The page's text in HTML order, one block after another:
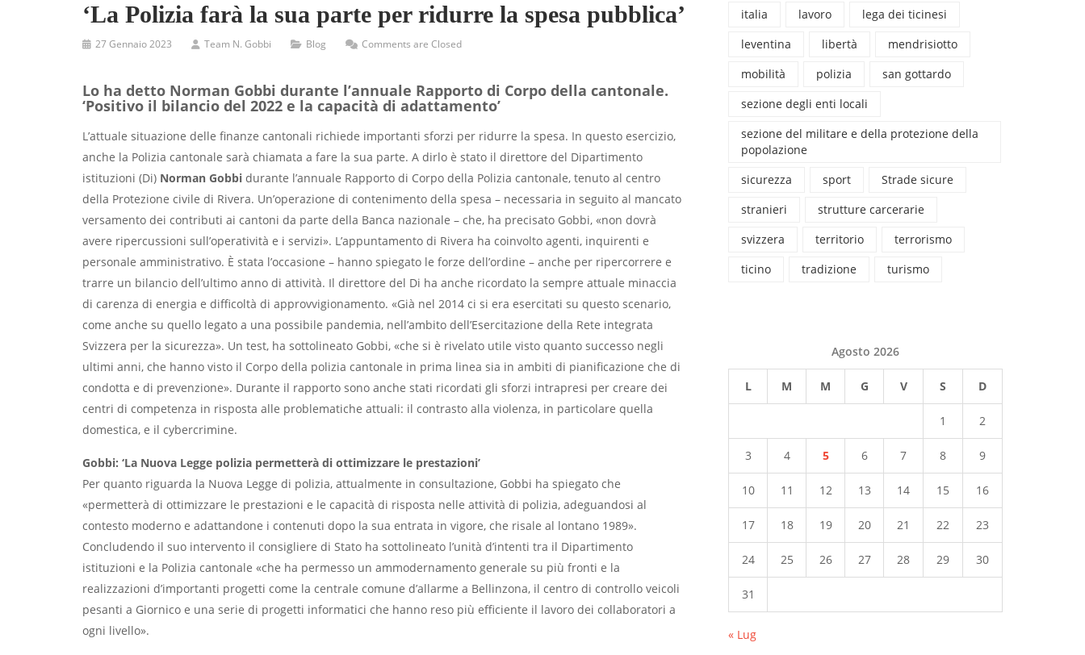
‘La Polizia farà la sua parte per ridurre la spesa pubblica’
27 Gennaio 2023 Team N. Gobbi Blog Comments are Closed
Lo ha detto Norman Gobbi durante l’annuale Rapporto di Corpo della cantonale.
‘Positivo il bilancio del 2022 e la capacità di adattamento’
L’attuale situazione delle finanze cantonali richiede importanti sforzi per ridurre la spesa. In questo esercizio,
anche la Polizia cantonale sarà chiamata a fare la sua parte. A dirlo è stato il direttore del Dipartimento
istituzioni (Di) Norman Gobbi durante l’annuale Rapporto di Corpo della Polizia cantonale, tenuto al centro
della Protezione civile di Rivera. Un’operazione di contenimento della spesa – necessaria in seguito al mancato
versamento dei contributi ai cantoni da parte della Banca nazionale – che, ha precisato Gobbi, «non dovrà
avere ripercussioni sull’operatività e i servizi». L’appuntamento di Rivera ha coinvolto agenti, inquirenti e
personale amministrativo. È stata l’occasione – hanno spiegato le forze dell’ordine – anche per ripercorrere e
trarre un bilancio dell’ultimo anno di attività. Il direttore del Di ha anche ricordato la sempre attuale minaccia
di carenza di energia e difficoltà di approvvigionamento. «Già nel 2014 ci si era esercitati su questo scenario,
come anche su quello legato a una possibile pandemia, nell’ambito dell’Esercitazione della Rete integrata
Svizzera per la sicurezza». Un test, ha sottolineato Gobbi, «che si è rivelato utile visto quanto successo negli
ultimi anni, che hanno visto il Corpo della polizia cantonale in prima linea sia in ambiti di pianificazione che di
condotta e di prevenzione». Durante il rapporto sono anche stati ricordati gli sforzi intrapresi per creare dei
centri di competenza in risposta alle problematiche attuali: il contrasto alla violenza, in particolare quella
domestica, e il cybercrimine.
Gobbi: ‘La Nuova Legge polizia permetterà di ottimizzare le prestazioni’
Per quanto riguarda la Nuova Legge di polizia, attualmente in consultazione, Gobbi ha spiegato che
«permetterà di ottimizzare le prestazioni e le capacità di risposta nelle attività di polizia, adeguandosi al
contesto moderno e adattandone i contenuti dopo la sua entrata in vigore, che risale al lontano 1989».
Concludendo il suo intervento il consigliere di Stato ha sottolineato l’unità d’intenti tra il Dipartimento
istituzioni e la Polizia cantonale «che ha permesso un ammodernamento generale su più fronti e la
realizzazioni d’importanti progetti come la centrale comune d’allarme a Bellinzona, il centro di controllo veicoli
pesanti a Giornico e una serie di progetti informatici che hanno reso più efficiente il lavoro dei collaboratori a
ogni livello».
italia
lavoro
lega dei ticinesi
leventina
libertà
mendrisiotto
mobilità
polizia
san gottardo
sezione degli enti locali
sezione del militare e della protezione della
popolazione
sicurezza
sport
Strade sicure
stranieri
strutture carcerarie
svizzera
territorio
terrorismo
ticino
tradizione turismo
Agosto 2026
L M M G V S D
1 2
3 4 5 6 7 8 9
10 11 12 13 14 15 16
17 18 19 20 21 22 23
24 25 26 27 28 29 30
31
« Lug